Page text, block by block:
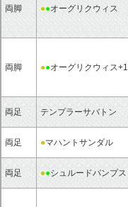
両脚 ●●オーグリクウィス
両脚 ●●オーグリクウィス+1
両足 テンプラーサバトン
両足 ●マハントサンダル
両足 ●●シュルードパンプス